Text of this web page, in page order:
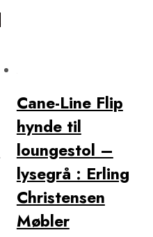
Cane-Line Flip
hynde til
loungestol –
lysegrå : Erling
Christensen
Møbler